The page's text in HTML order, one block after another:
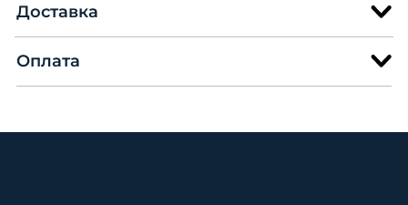
Доставка
Оплата